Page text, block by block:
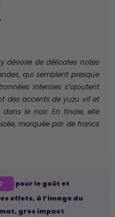
dévoile de délicates notes
qui semblent presque
intenses s’ajoutent
des accents de yuzu vif et
dans le noir. En finale, elle
marquée par de francs
pour le goût et
effets, à l’image du
gros impact